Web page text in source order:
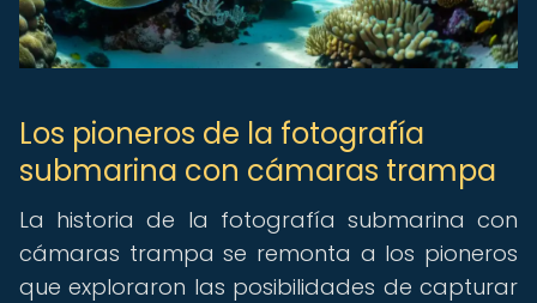
Los pioneros de la fotografía
submarina con cámaras trampa
La historia de la fotografía submarina con
cámaras trampa se remonta a los pioneros
que exploraron las posibilidades de capturar